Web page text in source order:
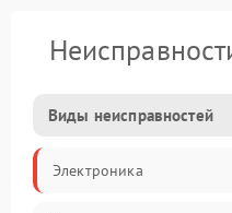
Виды неисправностей
Электроника